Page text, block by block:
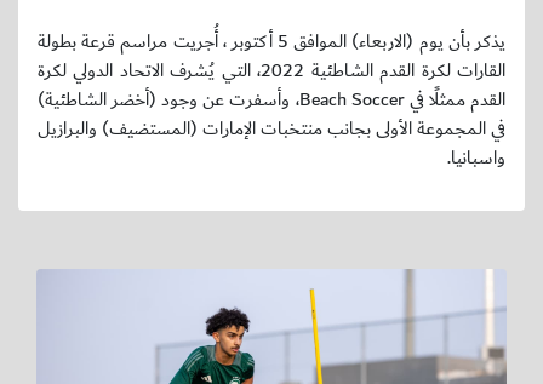
يذكر بأن يوم (الاربعاء) الموافق 5 أكتوبر ، أُجريت مراسم قرعة بطولة
القارات لكرة القدم الشاطئية 2022، التي يُشرف الاتحاد الدولي لكرة
القدم ممثلًا في Beach Soccer، وأسفرت عن وجود (أخضر الشاطئية)
في المجموعة الأولى بجانب منتخبات الإمارات (المستضيف) والبرازيل
واسبانيا.